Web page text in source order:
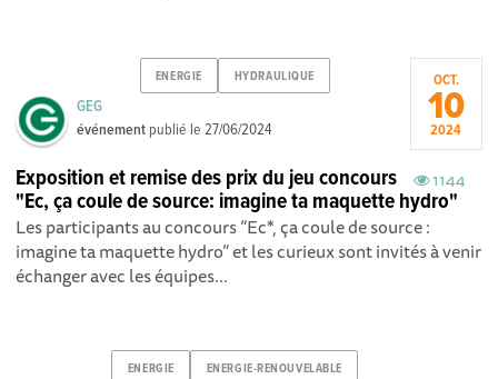
ENERGIE HYDRAULIQUE
GEG
événement publié le27/06/2024
OCT.
10
2024
1144
Exposition et remise des prix du jeu concours
"Ec, ça coule de source: imagine ta maquette hydro"
Les participants au concours “Ec*, ça coule de source :
imagine ta maquette hydro” et les curieux sont invités à venir
échanger avec les équipes...
ENERGIE ENERGIE-RENOUVELABLE